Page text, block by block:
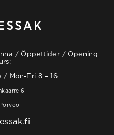
/ Öppettider / Opening
/ Mon-Fri 8 – 16
6